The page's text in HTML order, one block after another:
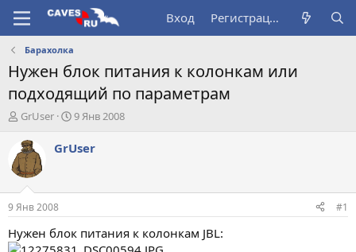
Вход Регистрация
Барахолка
Нужен блок питания к колонкам или
подходящий по параметрам
А
т
о
р
т
е
м
ы
GrUser
Д
т
а
л
а
9 Янв 2008
GrUser
9 Янв 2008 #1
Нужен блок питания к колонкам JBL: